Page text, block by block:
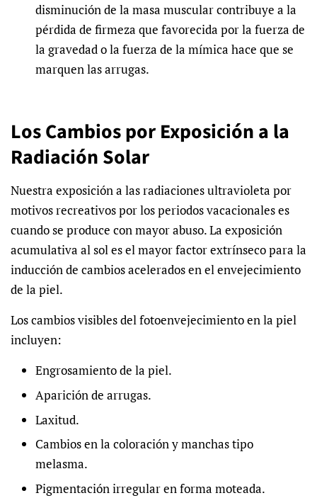
disminución de la masa muscular contribuye a la
pérdida de firmeza que favorecida por la fuerza de
la gravedad o la fuerza de la mímica hace que se
marquen las arrugas.
Los Cambios por Exposición a la
Radiación Solar
Nuestra exposición a las radiaciones ultravioleta por
motivos recreativos por los periodos vacacionales es
cuando se produce con mayor abuso. La exposición
acumulativa al sol es el mayor factor extrínseco para la
inducción de cambios acelerados en el envejecimiento
de la piel.
Los cambios visibles del fotoenvejecimiento en la piel
incluyen:
Engrosamiento de la piel.
Aparición de arrugas.
Laxitud.
Cambios en la coloración y manchas tipo
melasma.
Pigmentación irregular en forma moteada.